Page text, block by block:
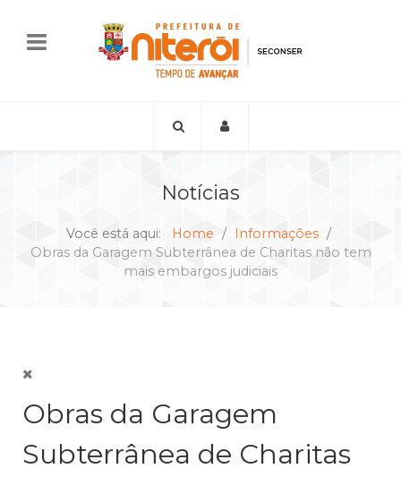
Notícias
Você está aqui: Home
Informações
Obras da Garagem Subterrânea de Charitas não tem
mais embargos judiciais
Obras da Garagem
Subterrânea de Charitas